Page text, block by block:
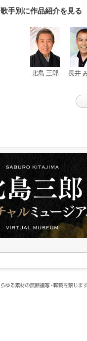
歌手別に作品紹介を見る
北島 三郎 長井